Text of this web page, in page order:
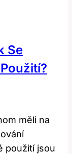
Se
měli na
použití jsou